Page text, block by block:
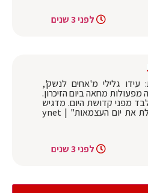
לפני 3 שנים
עידו גלילי מ'אחים לנשק',
מחאה ביום הזיכרון.
מפני קדושת היום. מדגיש
שההפוגה לא כוללת את יום העצמאות" | ynet
לפני 3 שנים